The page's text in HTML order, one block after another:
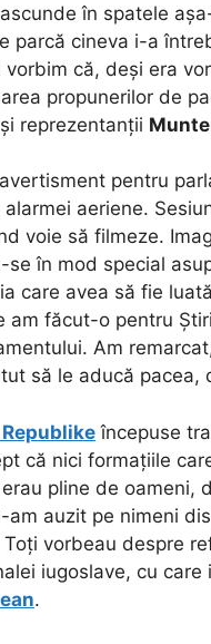
în spatele
parcă cineva i-a
că, deși era
propunerilor de
reprezentanții
pentru
aeriene.
voie să filmeze.
se în mod special
care avea să fie
am făcut-o pentru
Am
să le aducă
începuse
că nici formațiile
pline de oameni,
auzit pe nimeni
vorbeau despre
iugoslave, cu care
.